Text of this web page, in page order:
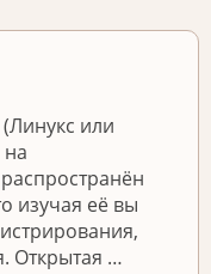
или
изучая её вы
Открытая …